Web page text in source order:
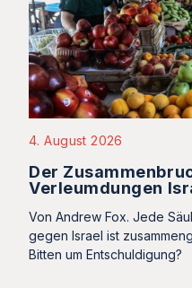
4. August 2026
Der
Verleumdungen
Von Andrew Fox. Jede
gegen Israel ist
Bitten um Entschuldigung?